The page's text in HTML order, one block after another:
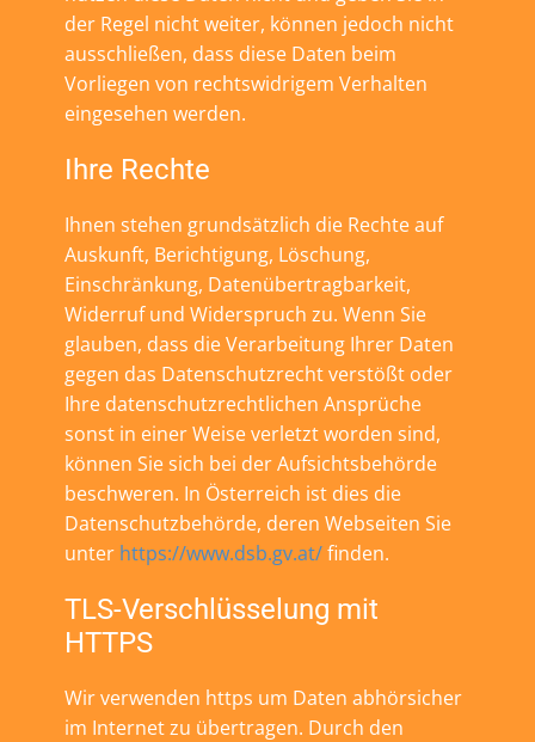
der Regel nicht weiter, können jedoch nicht
ausschließen, dass diese Daten beim
Vorliegen von rechtswidrigem Verhalten
eingesehen werden.
Ihre Rechte
Ihnen stehen grundsätzlich die Rechte auf
Auskunft, Berichtigung, Löschung,
Einschränkung, Datenübertragbarkeit,
Widerruf und Widerspruch zu. Wenn Sie
glauben, dass die Verarbeitung Ihrer Daten
gegen das Datenschutzrecht verstößt oder
Ihre datenschutzrechtlichen Ansprüche
sonst in einer Weise verletzt worden sind,
können Sie sich bei der Aufsichtsbehörde
beschweren. In Österreich ist dies die
Datenschutzbehörde, deren Webseiten Sie
unter https://www.dsb.gv.at/finden.
TLS-Verschlüsselung mit
HTTPS
Wir verwenden https um Daten abhörsicher
im Internet zu übertragen. Durch den